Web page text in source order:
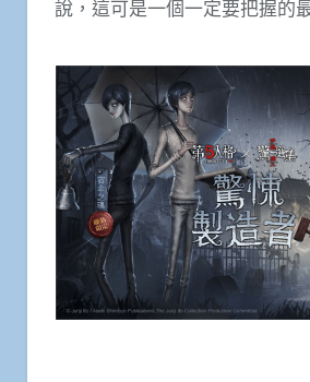
說，這可是一個一定要把握的